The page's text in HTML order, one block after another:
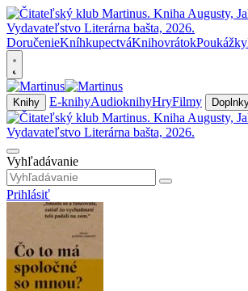
DoručenieKníhkupectváKnihovrátokPoukážky
Knihy E-knihyAudioknihyHryFilmy
Vyhľadávanie
Prihlásiť